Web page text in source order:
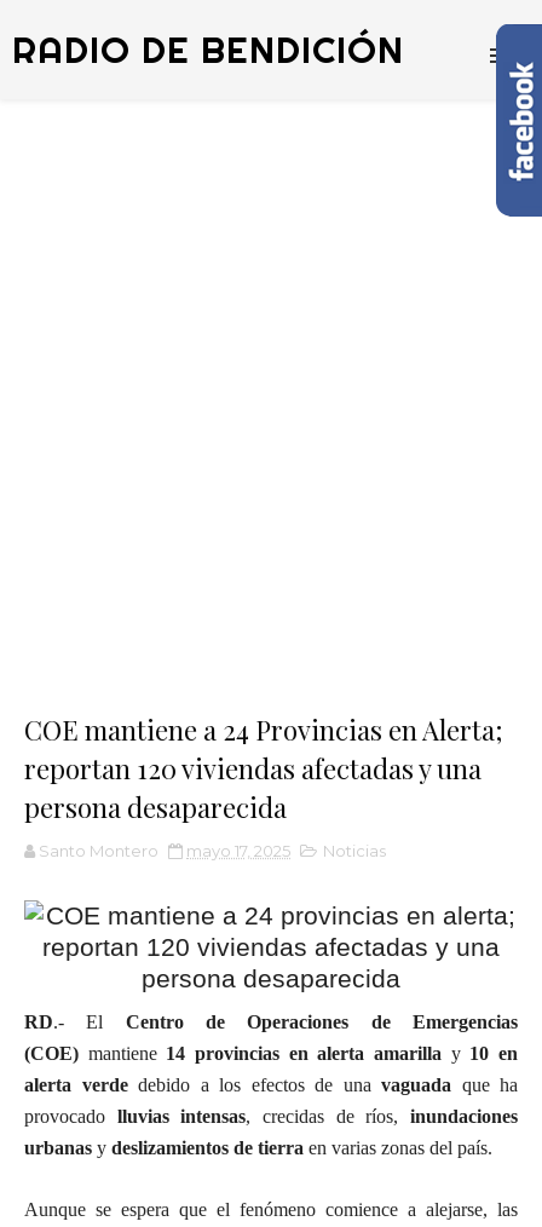
RADIO DE BENDICIÓN
COE mantiene a 24 Provincias en Alerta;
reportan 120 viviendas afectadas y una
persona desaparecida
Santo Montero mayo 17, 2025 Noticias
RD.- El Centro de Operaciones de Emergencias
(COE) mantiene 14 provincias en alerta amarilla y 10 en
alerta verdedebido a los efectos de una vaguada que ha
provocado lluvias intensas, crecidas de ríos,inundaciones
urbanas y deslizamientos de tierra en varias zonas del país.
Aunque se espera que el fenómeno comience a alejarse, las